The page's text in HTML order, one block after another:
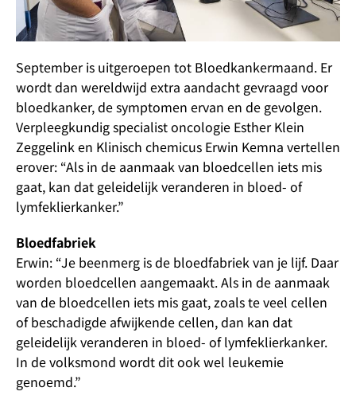
September is uitgeroepen tot Bloedkankermaand. Er
wordt dan wereldwijd extra aandacht gevraagd voor
bloedkanker, de symptomen ervan en de gevolgen.
Verpleegkundig specialist oncologie Esther Klein
Zeggelink en Klinisch chemicus Erwin Kemna vertellen
erover: “Als in de aanmaak van bloedcellen iets mis
gaat, kan dat geleidelijk veranderen in bloed- of
lymfeklierkanker.”
Bloedfabriek
Erwin: “Je beenmerg is de bloedfabriek van je lijf. Daar
worden bloedcellen aangemaakt. Als in de aanmaak
van de bloedcellen iets mis gaat, zoals te veel cellen
of beschadigde afwijkende cellen, dan kan dat
geleidelijk veranderen in bloed- of lymfeklierkanker.
In de volksmond wordt dit ook wel leukemie
genoemd.”